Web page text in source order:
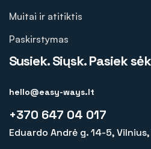
Muitai ir atitiktis
Paskirstymas
Susiek. Siųsk. Pasiek
hello@easy-ways.lt
+370 647 04 017
Eduardo Andrė g. 14-5,